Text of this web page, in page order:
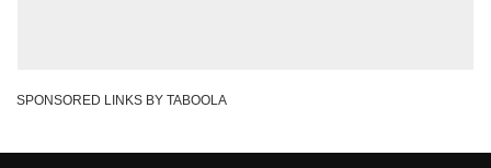
SPONSORED LINKS BY TABOOLA